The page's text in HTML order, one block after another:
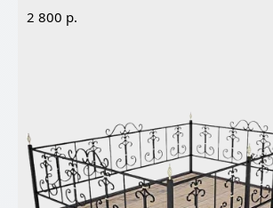
2 800 р.